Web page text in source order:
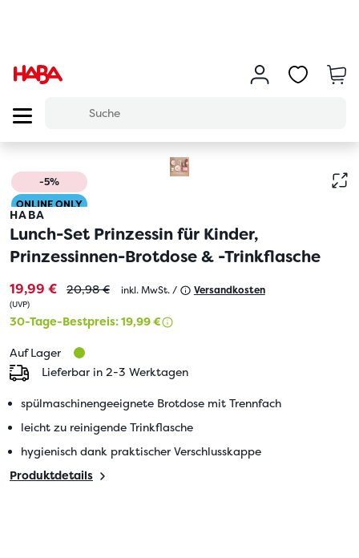
-5%
ONLINE ONLY
HABA
Lunch-Set Prinzessin für Kinder,
Prinzessinnen-Brotdose & -Trinkflasche
19,99 € 20,98 € inkl. MwSt. / Versandkosten
(UVP)
30-Tage-Bestpreis: 19,99 €
Auf Lager
Lieferbar in 2-3 Werktagen
spülmaschinengeeignete Brotdose mit Trennfach
leicht zu reinigende Trinkflasche
hygienisch dank praktischer Verschlusskappe
Produktdetails